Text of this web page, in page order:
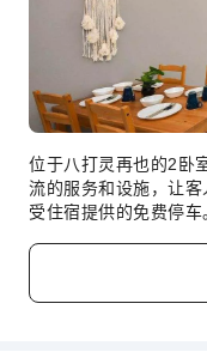
位于八打灵再也的2卧
流的服务和设施，让
受住宿提供的免费停
造温馨舒适的氛围。
房提供空调或寝具用
室内娱乐设施，包括